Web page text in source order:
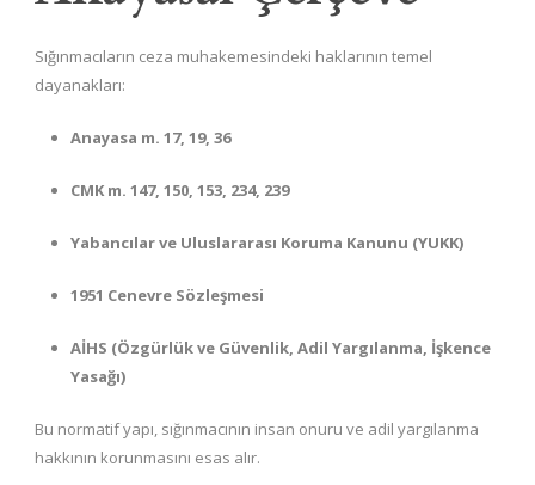
Sığınmacıların ceza muhakemesindeki haklarının temel
dayanakları:
Anayasa m. 17, 19, 36
CMK m. 147, 150, 153, 234, 239
Yabancılar ve Uluslararası Koruma Kanunu (YUKK)
1951 Cenevre Sözleşmesi
AİHS (Özgürlük ve Güvenlik, Adil Yargılanma, İşkence
Yasağı)
Bu normatif yapı, sığınmacının insan onuru ve adil yargılanma
hakkının korunmasını esas alır.